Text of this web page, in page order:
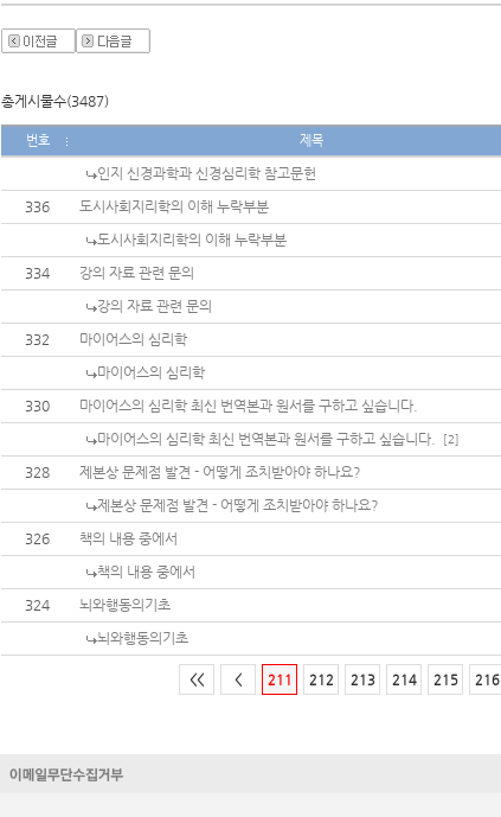
총게시물수(3487)
번호 제목
인지 신경과학과 신경심리학 참고문헌
336
도시사회지리학의 이해 누락부분
도시사회지리학의 이해 누락부분
334
강의 자료 관련 문의
강의 자료 관련 문의
332
마이어스의 심리학
마이어스의 심리학
330
마이어스의 심리학 최신 번역본과 원서를 구하고 싶습니다.
마이어스의 심리학 최신 번역본과 원서를 구하고 싶습니다.
[2]
328
제본상 문제점 발견 - 어떻게 조치받아야 하나요?
제본상 문제점 발견 - 어떻게 조치받아야 하나요?
326
책의 내용 중에서
책의 내용 중에서
324
뇌와행동의기초
뇌와행동의기초
<< < 211 212 213 214 215 216